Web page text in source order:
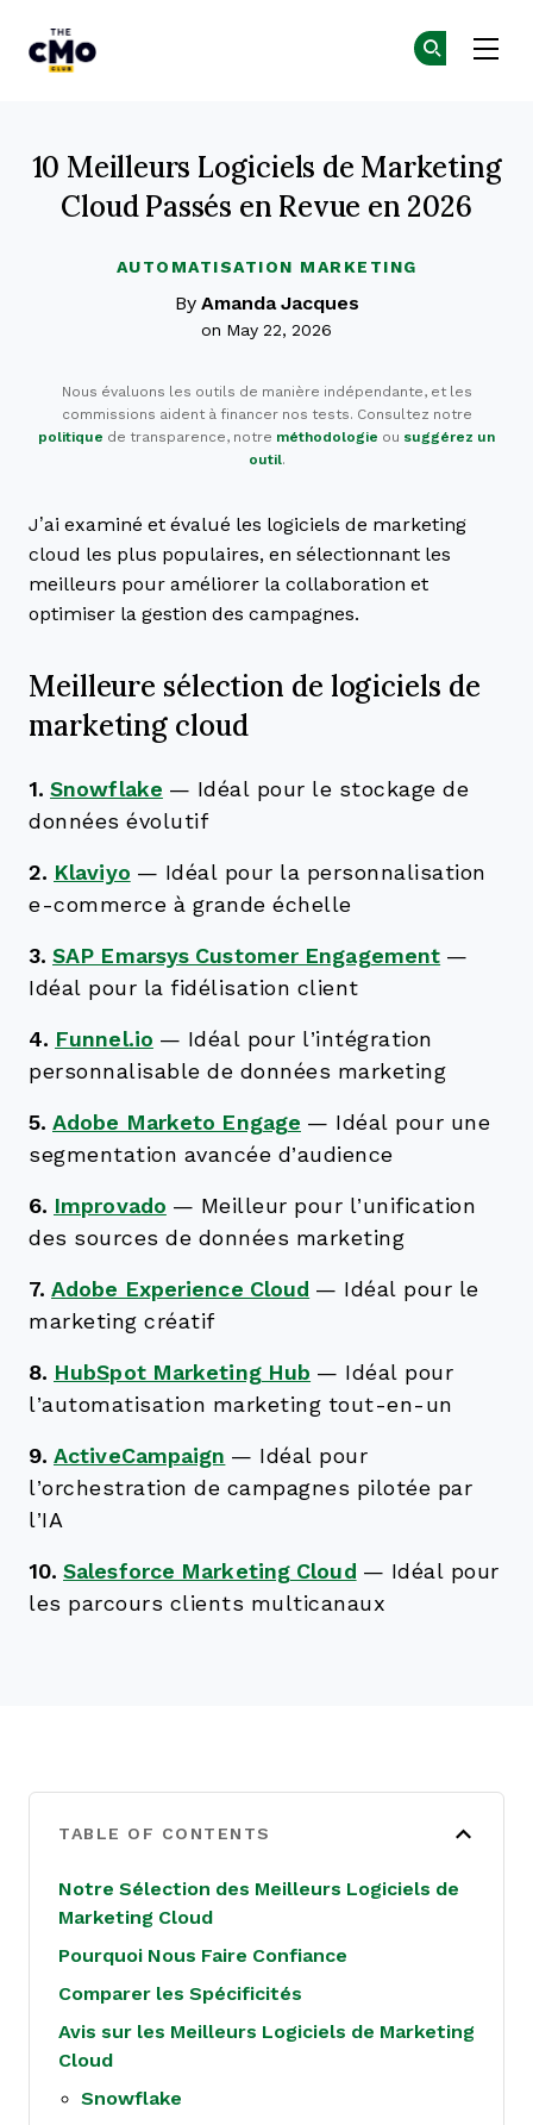
AUTOMATISATION MARKETING
10 Meilleurs Logiciels de Marketing
Cloud Passés en Revue en 2026
By Amanda Jacques
on May 22, 2026
Nous évaluons les outils de manière indépendante, et les
commissions aident à financer nos tests. Consultez notre
politique de transparence, notre méthodologie ou suggérez un
outil.
J’ai examiné et évalué les logiciels de marketing
cloud les plus populaires, en sélectionnant les
meilleurs pour améliorer la collaboration et
optimiser la gestion des campagnes.
Meilleure sélection de logiciels de
marketing cloud
1. Snowflake — Idéal pour le stockage de
données évolutif
2. Klaviyo — Idéal pour la personnalisation
e-commerce à grande échelle
3. SAP Emarsys Customer Engagement —
Idéal pour la fidélisation client
4. Funnel.io — Idéal pour l’intégration
personnalisable de données marketing
5. Adobe Marketo Engage — Idéal pour une
segmentation avancée d’audience
6. Improvado — Meilleur pour l’unification
des sources de données marketing
7. Adobe Experience Cloud — Idéal pour le
marketing créatif
8. HubSpot Marketing Hub — Idéal pour
l’automatisation marketing tout-en-un
9. ActiveCampaign — Idéal pour
l’orchestration de campagnes pilotée par
l’IA
10. Salesforce Marketing Cloud — Idéal pour
les parcours clients multicanaux
TABLE OF CONTENTS
Notre Sélection des Meilleurs Logiciels de
Marketing Cloud
Pourquoi Nous Faire Confiance
Comparer les Spécificités
Avis sur les Meilleurs Logiciels de Marketing
Cloud
Snowflake